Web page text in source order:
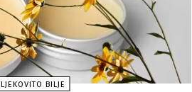
LJEKOVITO BILJE